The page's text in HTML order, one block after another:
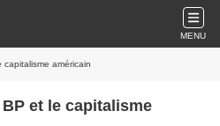
MENU
américain
et le capitalisme